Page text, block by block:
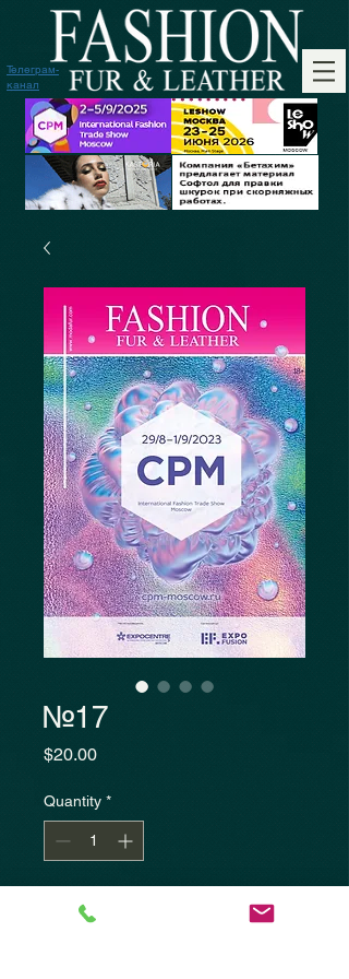
Телеграм-
канал
№17
$20.00Price
Quantity *